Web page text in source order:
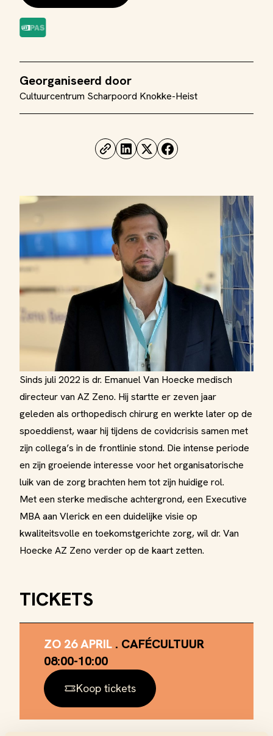
Georganiseerd door
Cultuurcentrum Scharpoord Knokke-Heist
Sinds juli 2022 is dr. Emanuel Van Hoecke medisch
directeur van AZ Zeno. Hij startte er zeven jaar
geleden als orthopedisch chirurg en werkte later op de
spoeddienst, waar hij tijdens de covidcrisis samen met
zijn collega’s in de frontlinie stond. Die intense periode
en zijn groeiende interesse voor het organisatorische
luik van de zorg brachten hem tot zijn huidige rol.
Met een sterke medische achtergrond, een Executive
MBA aan Vlerick en een duidelijke visie op
kwaliteitsvolle en toekomstgerichte zorg, wil dr. Van
Hoecke AZ Zeno verder op de kaart zetten.
TICKETS
ZO 26 APRIL . CAFÉCULTUUR
08:00-10:00
Koop tickets